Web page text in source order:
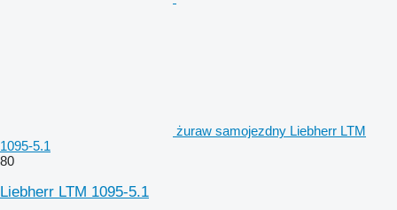
żuraw samojezdny Liebherr LTM
1095-5.1
80
Liebherr LTM 1095-5.1